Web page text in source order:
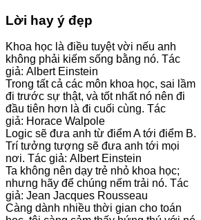
Lời hay ý đẹp
Khoa học là điều tuyệt vời nếu anh
không phải kiếm sống bằng nó. Tác
giả: Albert Einstein
Trong tất cả các môn khoa học, sai lầm
đi trước sự thật, và tốt nhất nó nên đi
đầu tiên hơn là đi cuối cùng. Tác
giả: Horace Walpole
Logic sẽ đưa anh từ điểm A tới điểm B.
Trí tưởng tượng sẽ đưa anh tới mọi
nơi. Tác giả: Albert Einstein
Ta không nên dạy trẻ nhỏ khoa học;
nhưng hãy để chúng nếm trải nó. Tác
giả: Jean Jacques Rousseau
Càng dành nhiều thời gian cho toán